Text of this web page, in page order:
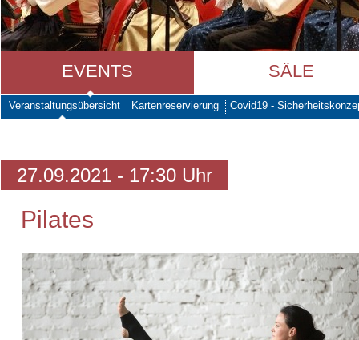
EVENTS SÄLE
Veranstaltungsübersicht Kartenreservierung Covid19 -
27.09.2021 - 17:30 Uhr
Pilates